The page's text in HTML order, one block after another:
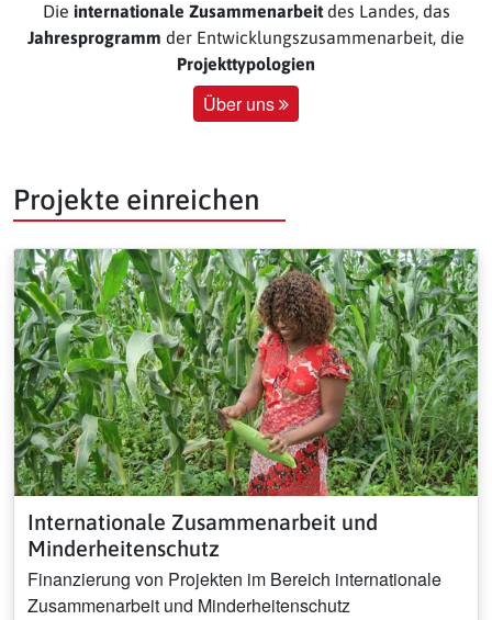
Die internationale Zusammenarbeitdes Landes, das
Jahresprogramm der Entwicklungszusammenarbeit, die
Projekttypologien
Über uns
Projekte einreichen
Internationale Zusammenarbeit und
Minderheitenschutz
Finanzierung von Projekten im Bereich internationale
Zusammenarbeit und Minderheitenschutz